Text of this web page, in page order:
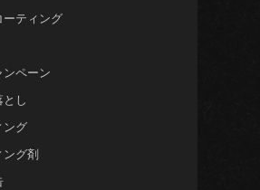
ティング
ペーン
し
ング
ング剤